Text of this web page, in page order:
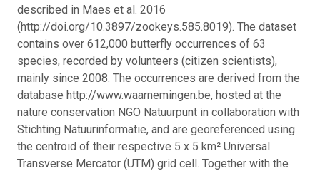
described in Maes et al. 2016
(http://doi.org/10.3897/zookeys.585.8019). The dataset
contains over 612,000 butterfly occurrences of 63
species, recorded by volunteers (citizen scientists),
mainly since 2008. The occurrences are derived from the
database http://www.waarnemingen.be, hosted at the
nature conservation NGO Natuurpunt in collaboration with
Stichting Natuurinformatie, and are georeferenced using
the centroid of their respective 5 x 5 km² Universal
Transverse Mercator (UTM) grid cell. Together with the